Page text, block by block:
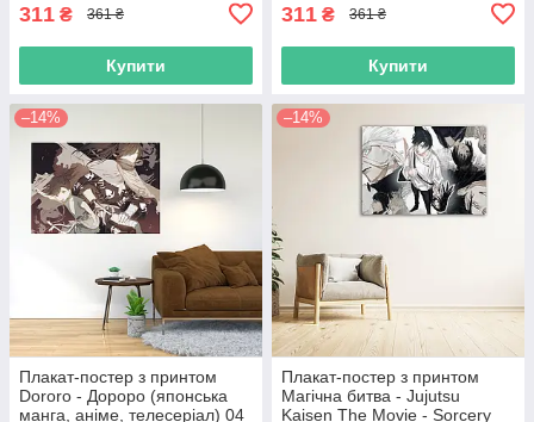
311 ₴ 361 ₴
Купити
311 ₴ 361 ₴
Купити
–14%
Плакат-постер з принтом
Dororo - Дороро (японська
манга, аніме, телесеріал) 04
–14%
Плакат-постер з принтом
Магічна битва - Jujutsu
Kaisen The Movie - Sorcery